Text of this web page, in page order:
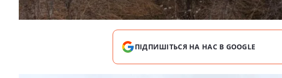
ПІДПИШІТЬСЯ НА НАС В GOOGLE